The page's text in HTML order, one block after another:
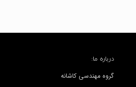
درباره ما:
گروه مهندسی کاشانه